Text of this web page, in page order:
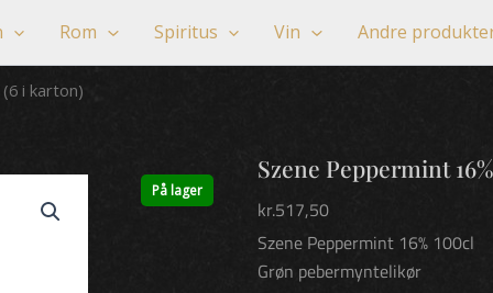
Rom Spiritus Vin Andre
i karton)
På lager
Szene Peppermint
kr.517,50
Szene Peppermint 16% 100cl
Grøn pebermyntelikør